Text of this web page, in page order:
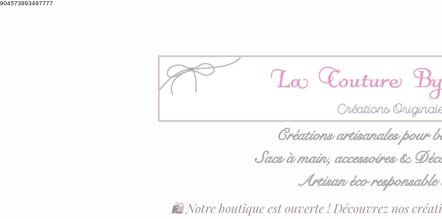
904573893497777
Créations artisanales pour
Sacs à main, accessoires &
Artisan éco responsable
🛍️ Notre boutique est ouverte ! Découvrez nos